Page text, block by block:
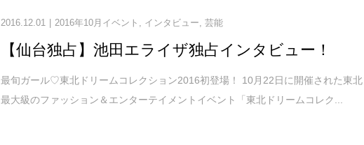
2016.12.01 2016年10月イベント , インタビュー,芸能
【仙台独占】池田エライザ独占インタビュー！
最旬ガール♡東北ドリームコレクション2016初登場！ 10月22日に開催された東北
最大級のファッション＆エンターテイメントイベント「東北ドリームコレク...